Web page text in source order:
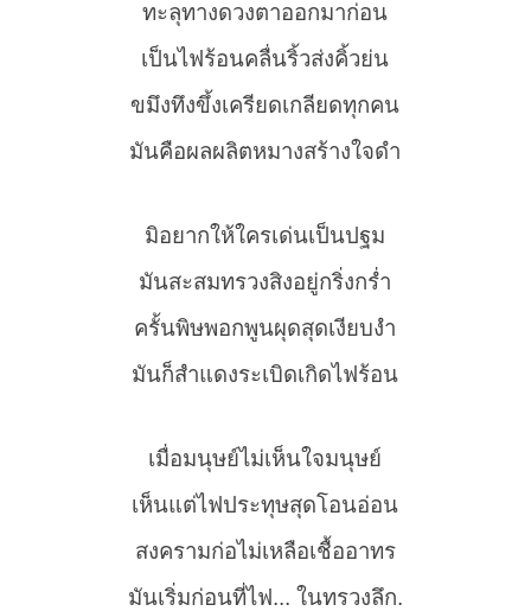
ทะลุทางดวงตาออกมาก่อน
เป็นไฟร้อนคลื่นริ้วส่งคิ้วย่น
ขมึงทึงขึ้งเครียดเกลียดทุกคน
มันคือผลผลิตหมางสร้างใจดำ
มิอยากให้ใครเด่นเป็นปฐม
มันสะสมทรวงสิงอยู่กริ่งกร่ำ
ครั้นพิษพอกพูนผุดสุดเงียบงำ
มันก็สำแดงระเบิดเกิดไฟร้อน
เมื่อมนุษย์ไม่เห็นใจมนุษย์
เห็นแต่ไฟประทุษสุดโอนอ่อน
สงครามก่อไม่เหลือเชื้ออาทร
มันเริ่มก่อนที่ไฟ... ในทรวงลึก.